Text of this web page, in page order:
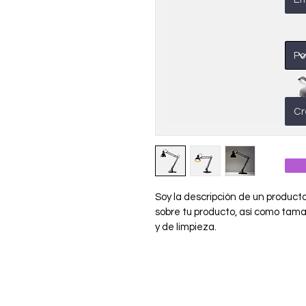
Soy la descripción de un
sobre tu producto, así como
y de limpieza.